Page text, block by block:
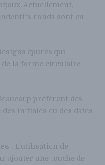
Actuellement,
ronds sont en
épurés qui
de la forme circulaire
préfèrent des
des initiales ou des dates
: L’utilisation de
ajouter une touche de